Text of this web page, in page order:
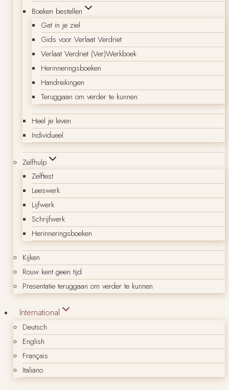
Boeken bestellen
Gat in je ziel
Gids voor Verlaat Verdriet
Verlaat Verdriet (Ver)Werkboek
Herinneringsboeken
Handreikingen
Teruggaan om verder te kunnen
Heel je leven
Individueel
Zelfhulp
Zelftest
Leeswerk
Lijfwerk
Schrijfwerk
Herinneringsboeken
Kijken
Rouw kent geen tijd
Presentatie teruggaan om verder te kunnen
International
Deutsch
English
Français
Italiano